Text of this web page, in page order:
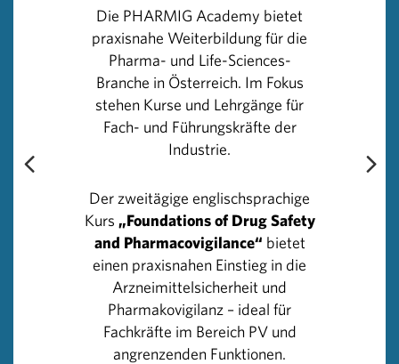
Prozesse für die Antragsstellung von klinischen
Prüfungen und die damit verbundene gemeinsame
länderübergreifende Einreichung, Bewertung und
Überwachung dieser Studien. Gewährleistet wird das
durch die Einführung des Clinical Trials Information
System (CTIS). Dieses stellt ein zentrales EU-Portal mit
einem von der European Medicines Agency (EMA)
geführten Datenbearbeitungs- und Verwaltungssystem
als einzige Anlaufstelle für Anträge auf klinische
Prüfungen dar.
Damit Österreich in diesem Kontext erfolgreich bleibt
und den Ansprüchen der CTR gerecht werden kann, ist
die weitere Professionalisierung des
Forschungsstandortes notwendig, ebenso die
Verbesserung der infrastrukturellen
Die PHARMIG Academy bietet
praxisnahe Weiterbildung für die
Pharma- und Life-Sciences-
Branche in Österreich. Im Fokus
stehen Kurse und Lehrgänge für
Fach- und Führungskräfte der
Industrie.
Der zweitägige englischsprachige
Kurs „Foundations of Drug Safety
and Pharmacovigilance“ bietet
einen praxisnahen Einstieg in die
Arzneimittelsicherheit und
Pharmakovigilanz – ideal für
Fachkräfte im Bereich PV und
angrenzenden Funktionen.